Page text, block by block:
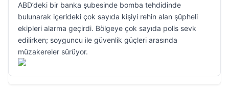
ABD’deki bir banka şubesinde bomba tehdidinde
bulunarak içerideki çok sayıda kişiyi rehin alan şüpheli
ekipleri alarma geçirdi. Bölgeye çok sayıda polis sevk
edilirken; soyguncu ile güvenlik güçleri arasında
müzakereler sürüyor.